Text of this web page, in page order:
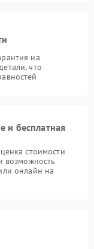
на
что
и бесплатная
стоимости
возможность
онлайн на